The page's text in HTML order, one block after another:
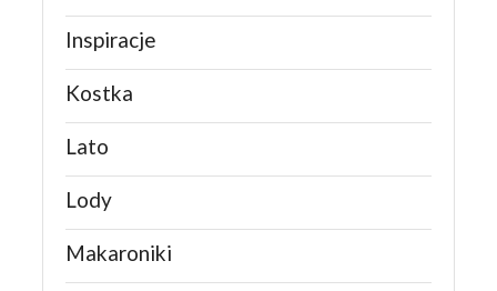
Inspiracje
Kostka
Lato
Lody
Makaroniki